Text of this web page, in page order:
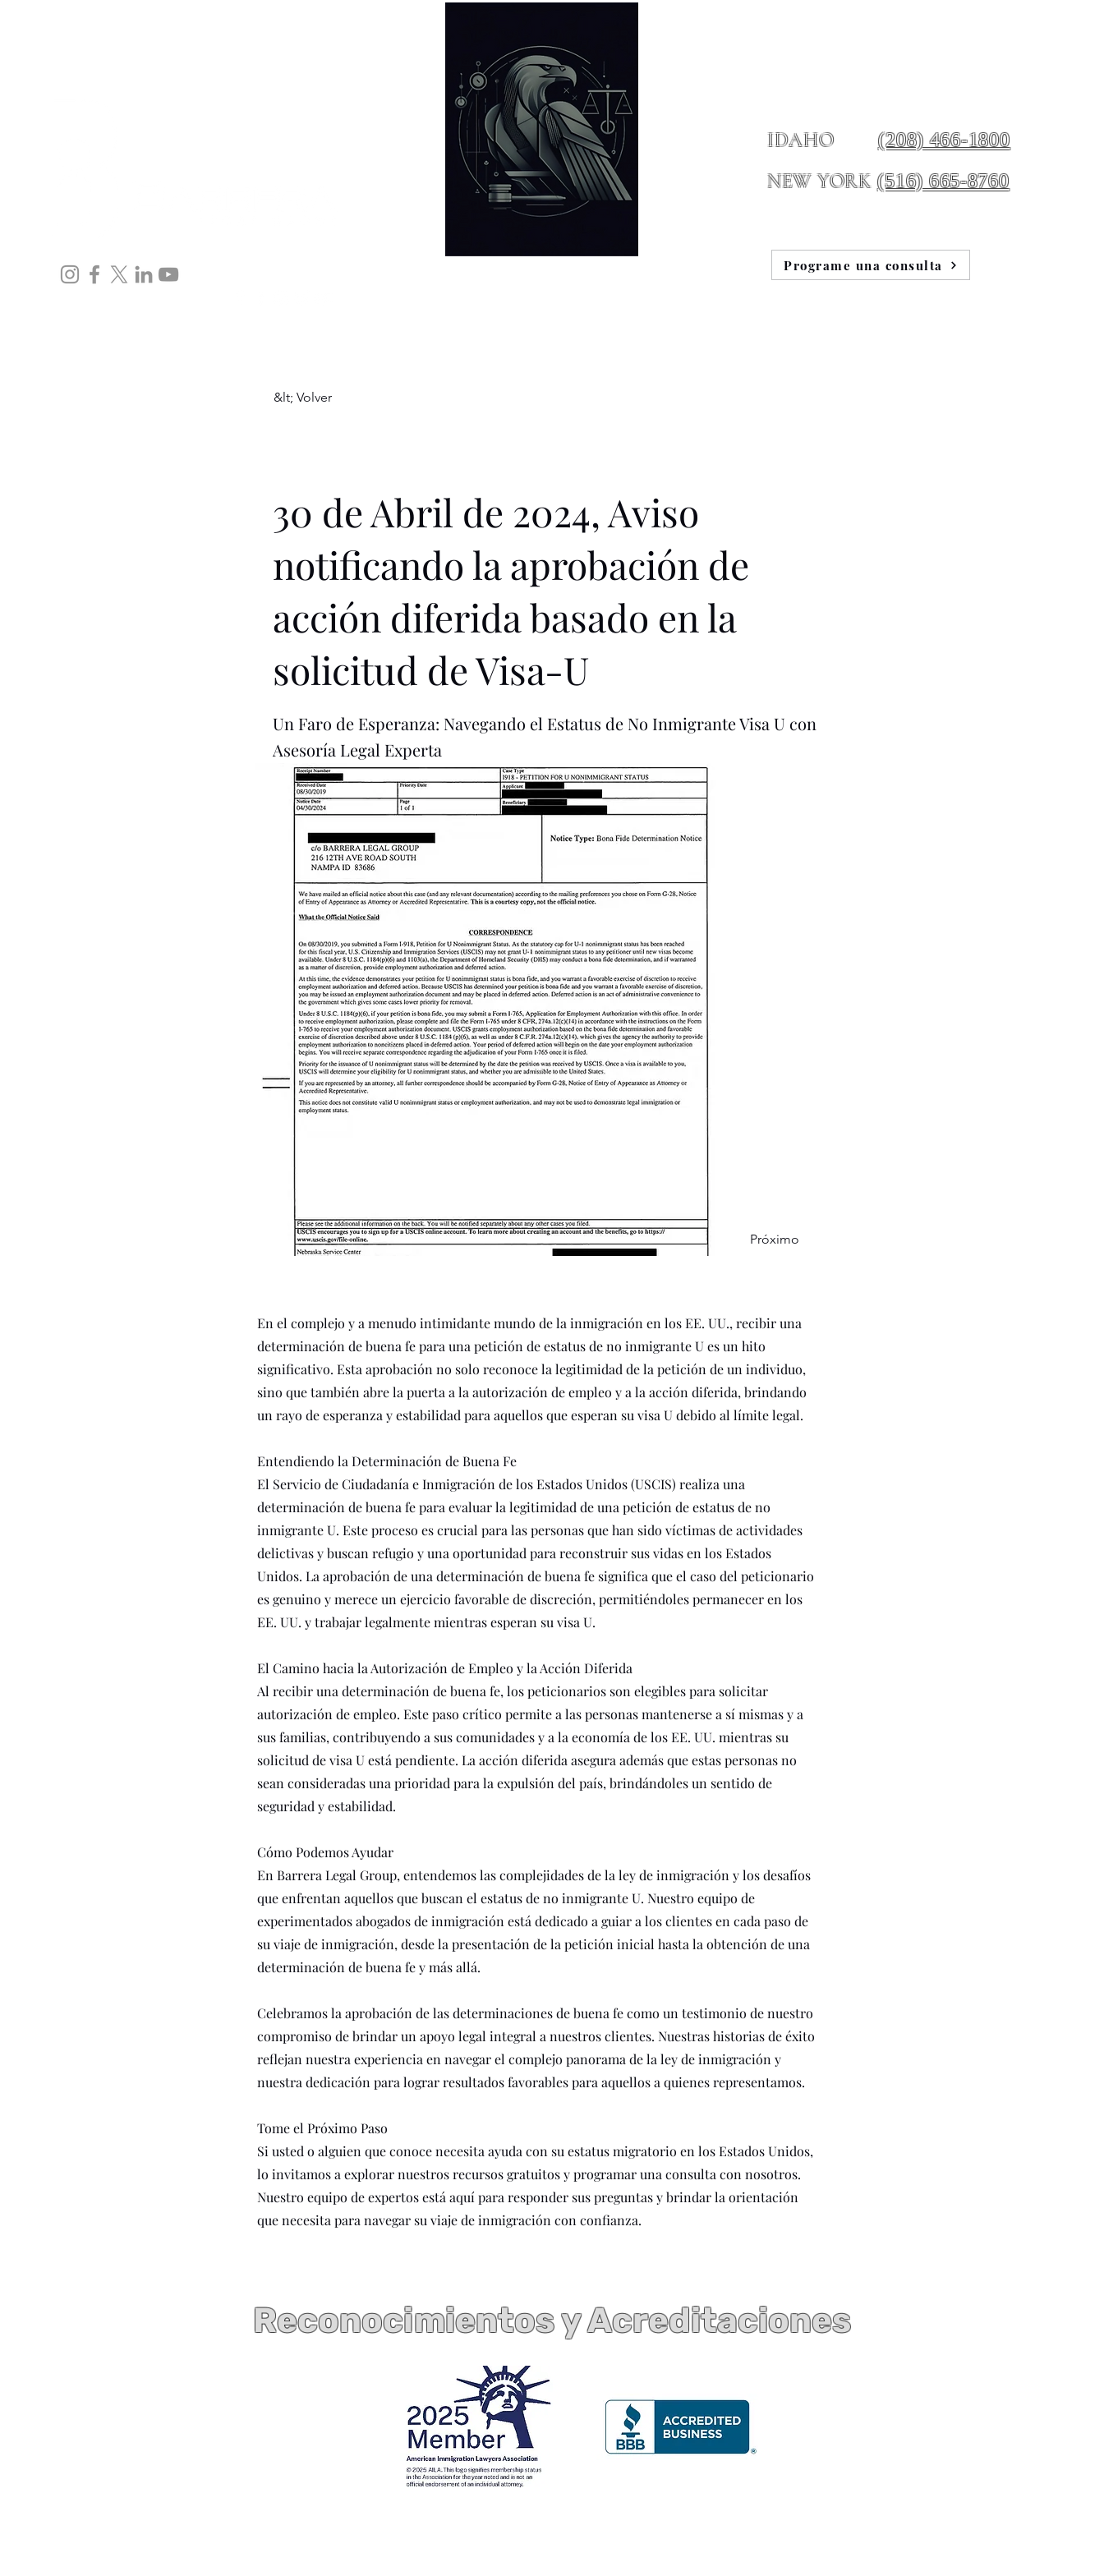
IDAHO(208) 466-1800
NEW YORK(516) 665-8760
Programe una consulta
&lt; Volver
30 de Abril de 2024, Aviso
notificando la aprobación de
acción diferida basado en la
solicitud de Visa-U
Un Faro de Esperanza: Navegando el Estatus de No Inmigrante Visa U con
Asesoría Legal Experta
Anterior Próximo
En el complejo y a menudo intimidante mundo de la inmigración en los EE. UU., recibir una
determinación de buena fe para una petición de estatus de no inmigrante U es un hito
significativo. Esta aprobación no solo reconoce la legitimidad de la petición de un individuo,
sino que también abre la puerta a la autorización de empleo y a la acción diferida, brindando
un rayo de esperanza y estabilidad para aquellos que esperan su visa U debido al límite legal.
Entendiendo la Determinación de Buena Fe
El Servicio de Ciudadanía e Inmigración de los Estados Unidos (USCIS) realiza una
determinación de buena fe para evaluar la legitimidad de una petición de estatus de no
inmigrante U. Este proceso es crucial para las personas que han sido víctimas de actividades
delictivas y buscan refugio y una oportunidad para reconstruir sus vidas en los Estados
Unidos. La aprobación de una determinación de buena fe significa que el caso del peticionario
es genuino y merece un ejercicio favorable de discreción, permitiéndoles permanecer en los
EE. UU. y trabajar legalmente mientras esperan su visa U.
El Camino hacia la Autorización de Empleo y la Acción Diferida
Al recibir una determinación de buena fe, los peticionarios son elegibles para solicitar
autorización de empleo. Este paso crítico permite a las personas mantenerse a sí mismas y a
sus familias, contribuyendo a sus comunidades y a la economía de los EE. UU. mientras su
solicitud de visa U está pendiente. La acción diferida asegura además que estas personas no
sean consideradas una prioridad para la expulsión del país, brindándoles un sentido de
seguridad y estabilidad.
Cómo Podemos Ayudar
En Barrera Legal Group, entendemos las complejidades de la ley de inmigración y los desafíos
que enfrentan aquellos que buscan el estatus de no inmigrante U. Nuestro equipo de
experimentados abogados de inmigración está dedicado a guiar a los clientes en cada paso de
su viaje de inmigración, desde la presentación de la petición inicial hasta la obtención de una
determinación de buena fe y más allá.
Celebramos la aprobación de las determinaciones de buena fe como un testimonio de nuestro
compromiso de brindar un apoyo legal integral a nuestros clientes. Nuestras historias de éxito
reflejan nuestra experiencia en navegar el complejo panorama de la ley de inmigración y
nuestra dedicación para lograr resultados favorables para aquellos a quienes representamos.
Tome el Próximo Paso
Si usted o alguien que conoce necesita ayuda con su estatus migratorio en los Estados Unidos,
lo invitamos a explorar nuestros recursos gratuitos y programar una consulta con nosotros.
Nuestro equipo de expertos está aquí para responder sus preguntas y brindar la orientación
que necesita para navegar su viaje de inmigración con confianza.
Reconocimientos y Acreditaciones